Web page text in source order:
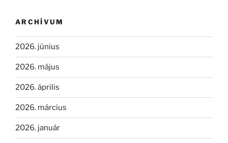
ARCHÍVUM
2026. június
2026. május
2026. április
2026. március
2026. január